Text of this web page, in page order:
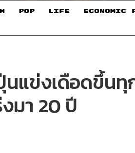
POP LIFE ECONOMIC
แข่งเดือดขึ้นทุก
มา 20 ปี